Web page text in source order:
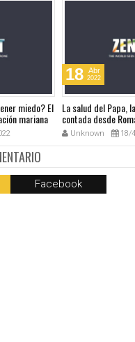
miedo? El
mariana
San
18 Abr
2022
La salud del Papa,
contada desde
resumen de noticias
Unknown 18/
Facebook